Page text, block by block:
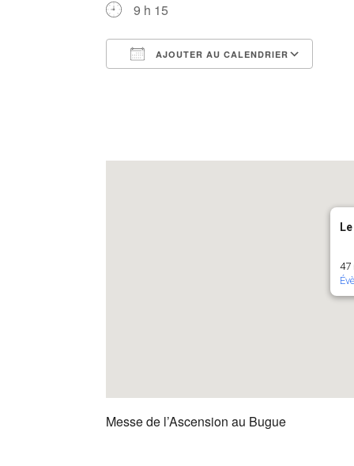
9 h 15
AJOUTER AU CALENDRIER
47
Messe de l’Ascension au Bugue